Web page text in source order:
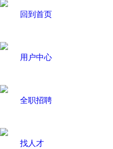
回到首页
用户中心
全职招聘
找人才